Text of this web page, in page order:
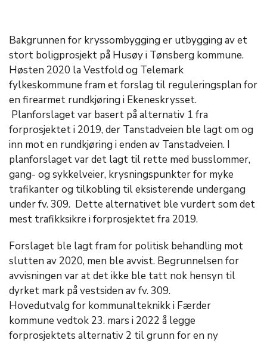
Bakgrunnen for kryssombygging er utbygging av et
stort boligprosjekt på Husøy i Tønsberg kommune.
Høsten 2020 la Vestfold og Telemark
fylkeskommune fram et forslag til reguleringsplan for
en firearmet rundkjøring i Ekeneskrysset.
Planforslaget var basert på alternativ 1 fra
forprosjektet i 2019, der Tanstadveien ble lagt om og
inn mot en rundkjøring i enden av Tanstadveien. I
planforslaget var det lagt til rette med busslommer,
gang- og sykkelveier, krysningspunkter for myke
trafikanter og tilkobling til eksisterende undergang
under fv. 309. Dette alternativet ble vurdert som det
mest trafikksikre i forprosjektet fra 2019.
Forslaget ble lagt fram for politisk behandling mot
slutten av 2020, men ble avvist. Begrunnelsen for
avvisningen var at det ikke ble tatt nok hensyn til
dyrket mark på vestsiden av fv. 309.
Hovedutvalg for kommunalteknikk i Færder
kommune vedtok 23. mars i 2022 å legge
forprosjektets alternativ 2 til grunn for en ny